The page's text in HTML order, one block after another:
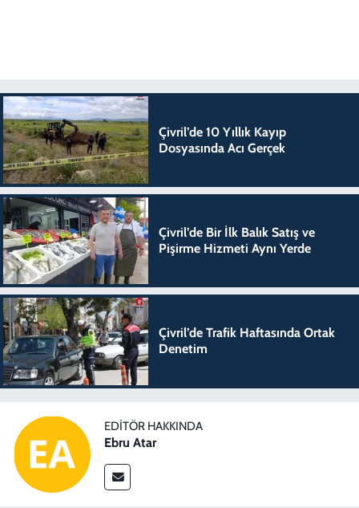
Çivril’de 10 Yıllık Kayıp
Dosyasında Acı Gerçek
Çivril’de Bir İlk Balık Satış ve
Pişirme Hizmeti Aynı Yerde
Çivril’de Trafik Haftasında Ortak
Denetim
EDITÖR HAKKINDA
Ebru Atar